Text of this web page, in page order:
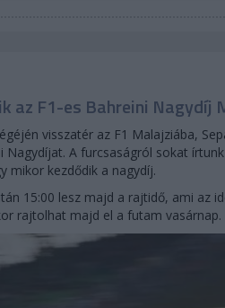
az F1-es Bahreini Nagydíj
visszatér az F1 Malajziába,
Nagydíjat. A furcsaságról sokat
mikor kezdődik a nagydíj.
15:00 lesz majd a rajtidő, ami az
rajtolhat majd el a futam vasárnap.